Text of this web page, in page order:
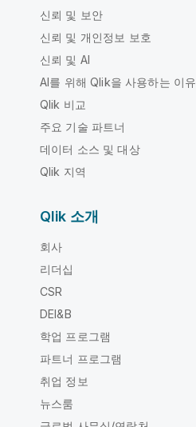
신뢰 및 보안
신뢰 및 개인정보 보호
신뢰 및 AI
AI를 위해 Qlik을 사용하는 이유
Qlik 비교
주요 기술 파트너
데이터 소스 및 대상
Qlik 지역
Qlik 소개
회사
리더십
CSR
DEI&B
학업 프로그램
파트너 프로그램
취업 정보
뉴스룸